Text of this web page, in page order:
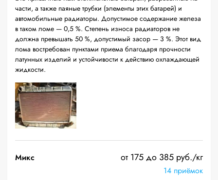
части, а также паяные трубки (элементы этих батарей) и
автомобильные радиаторы. Допустимое содержание железа
в таком ломе — 0,5 %. Степень износа радиаторов не
должна превышать 50 %, допустимый засор — 3 %. Этот вид
лома востребован пунктами приема благодаря прочности
латунных изделий и устойчивости к действию охлаждающей
жидкости.
Микс от 175 до 385 руб./кг
14 приёмок